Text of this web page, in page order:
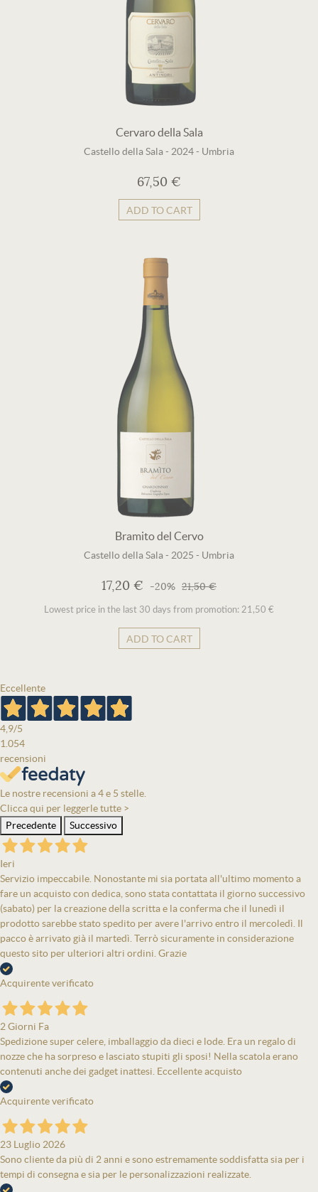
Cervaro della Sala
Castello della Sala- 2024- Umbria
67,50 €
ADD TO CART
Bramito del Cervo
Castello della Sala- 2025 - Umbria
17,20 € -20% 21,50 €
Lowest price in the last 30 days from promotion: 21,50 €
ADD TO CART
Eccellente
4,9/5
1.054
recensioni
Le nostre recensioni a 4 e 5 stelle.
Clicca qui per leggerle tutte >
Precedente
Successivo
Ieri
Servizio impeccabile. Nonostante mi sia portata all'ultimo momento a
fare un acquisto con dedica, sono stata contattata il giorno successivo
(sabato) per la creazione della scritta e la conferma che il lunedì il
prodotto sarebbe stato spedito per avere l'arrivo entro il mercoledì. Il
pacco è arrivato già il martedì. Terrò sicuramente in considerazione
questo sito per ulteriori altri ordini. Grazie
Acquirente verificato
2 Giorni Fa
Spedizione super celere, imballaggio da dieci e lode. Era un regalo di
nozze che ha sorpreso e lasciato stupiti gli sposi! Nella scatola erano
contenuti anche dei gadget inattesi. Eccellente acquisto
Acquirente verificato
23 Luglio 2026
Sono cliente da più di 2 anni e sono estremamente soddisfatta sia per i
tempi di consegna e sia per le personalizzazioni realizzate.